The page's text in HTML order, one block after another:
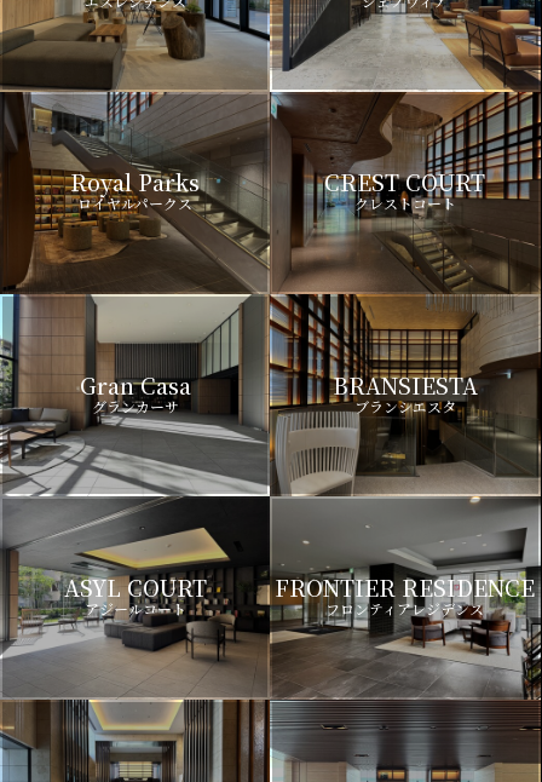
Royal Parks
ロイヤルパークス
CREST COURT
クレストコート
Gran Casa
グランカーサ
BRANSIESTA
ブランシエスタ
ASYL COURT
アジールコート
FRONTIER RESIDENCE
フロンティアレジデンス